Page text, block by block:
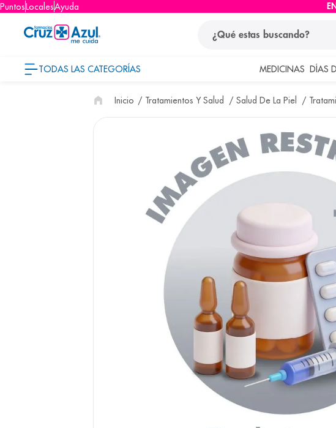
PuntosLocalesAyuda
TODAS LAS CATEGORÍAS MEDICINAS DÍAS
Tratamientos Y Salud Salud De La Piel
términos más
1 protector solar
3. eucerin
4
5
shampoo
bioderma
panolini
pediasure
desodorante